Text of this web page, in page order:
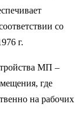
со
г.
МП –
где
на рабочих